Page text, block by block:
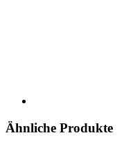
Ähnliche Produkte